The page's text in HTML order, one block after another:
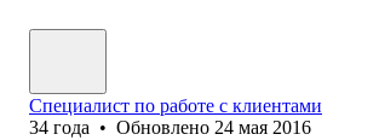
Специалист по работе с клиентами
34 года • Обновлено 24 мая 2016